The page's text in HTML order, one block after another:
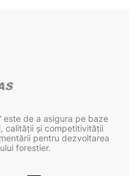
este de a asigura pe baze
calităţii şi competitivităţii
pentru dezvoltarea
forestier.